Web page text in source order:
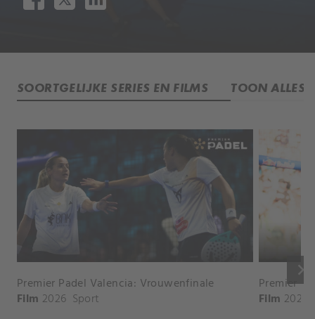
SOORTGELIJKE SERIES EN FILMS TOON ALLES
keyboard_arrow_right
Premier Padel Valencia: Vrouwenfinale
Film 2026 Sport
Premier
Film 2026